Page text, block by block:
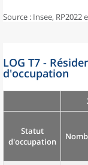
Source : Insee,
LOG T7 -
d'occupation
Statut
d'occupation